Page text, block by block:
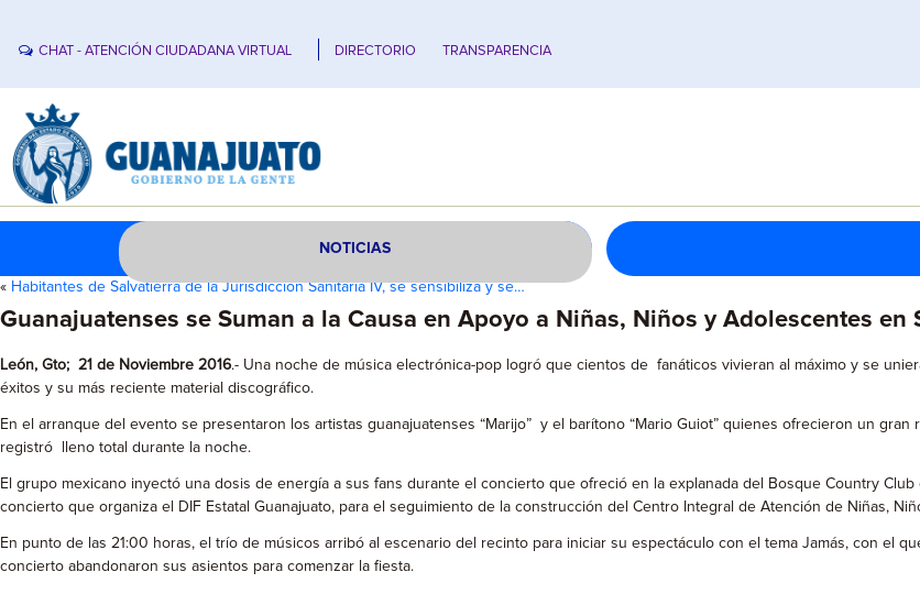
CHAT - ATENCIÓN CIUDADANA VIRTUAL DIRECTORIO TRANSPARENCIA
NOTICIAS
« Habitantes de Salvatierra de la Jurisdicción Sanitaría IV, se sensibiliza y se…
Guanajuatenses se Suman a la Causa en Apoyo a Niñas, Niños y Adolescentes
León, Gto; 21 de Noviembre 2016.- Una noche de música electrónica-pop logró que cientos de fanáticos vivieran al máximo y se
éxitos y su más reciente material discográfico.
En el arranque del evento se presentaron los artistas guanajuatenses “Marijo” y el barítono “Mario Guiot” quienes ofrecieron un
registró lleno total durante la noche.
El grupo mexicano inyectó una dosis de energía a sus fans durante el concierto que ofreció en la explanada del Bosque Country
concierto que organiza el DIF Estatal Guanajuato, para el seguimiento de la construcción del Centro Integral de Atención de Niñas,
En punto de las 21:00 horas, el trío de músicos arribó al escenario del recinto para iniciar su espectáculo con el tema Jamás, con el
concierto abandonaron sus asientos para comenzar la fiesta.